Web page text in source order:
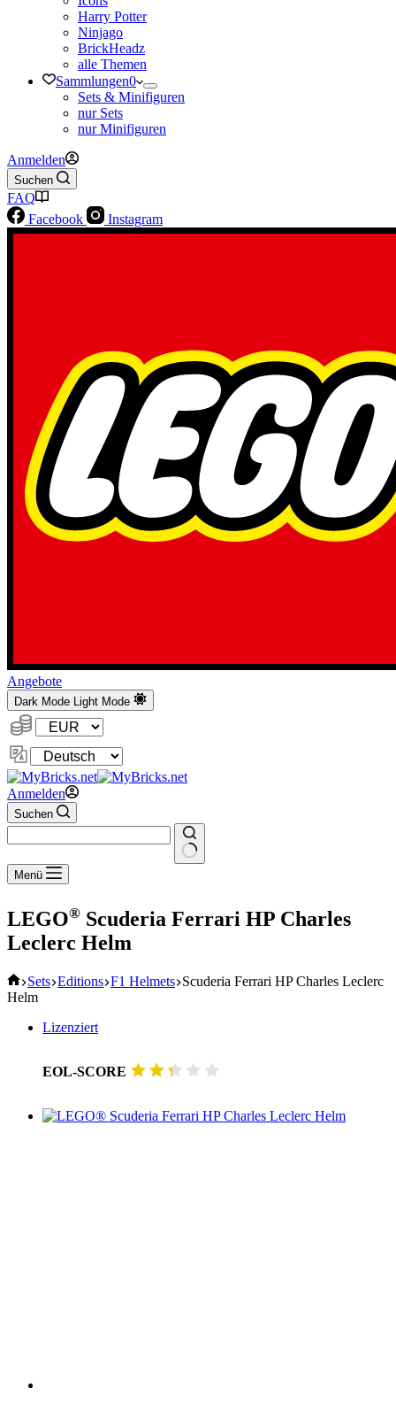
Harry Potter
Ninjago
BrickHeadz
alle Themen
Sammlungen0
Sets & Minifiguren
nur Sets
nur Minifiguren
Anmelden
Suchen
FAQ
Facebook
Instagram
Angebote
Dark Mode Light Mode
Währung:
Sprache
ändern
Anmelden
Suchen
Keine
Ergebnisse
Menü
LEGO® Scuderia Ferrari HP Charles
Leclerc Helm
Start
Sets Editions F1 Helmets Scuderia Ferrari HP Charles Leclerc
Helm
Lizenziert
EOL-SCORE